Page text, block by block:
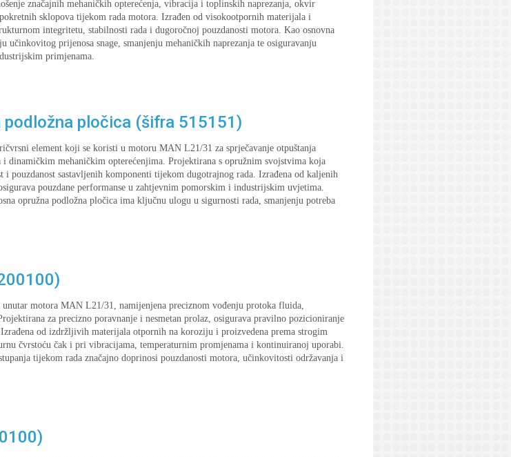
značajnih mehaničkih opterećenja, vibracija i toplinskih naprezanja, okvir
sklopova tijekom rada motora. Izrađen od visokootpornih materijala i
integritetu, stabilnosti rada i dugoročnoj pouzdanosti motora. Kao osnovna
prijenosa snage, smanjenju mehaničkih naprezanja te osiguravanju
primjenama.
pločica (šifra 515151)
element koji se koristi u motoru MAN L21/31 za sprječavanje otpuštanja
mehaničkim opterećenjima. Projektirana s opružnim svojstvima koja
i pouzdanost sastavljenih komponenti tijekom dugotrajnog rada. Izrađena od kaljenih
pouzdane performanse u zahtjevnim pomorskim i industrijskim uvjetima.
opružna podložna pločica ima ključnu ulogu u sigurnosti rada, smanjenju potreba
motora MAN L21/31, namijenjena preciznom vođenju protoka fluida,
za precizno poravnanje i nesmetan prolaz, osigurava pravilno pozicioniranje
od izdržljivih materijala otpornih na koroziju i proizvedena prema strogim
čvrstoću čak i pri vibracijama, temperaturnim promjenama i kontinuiranoj uporabi.
tijekom rada značajno doprinosi pouzdanosti motora, učinkovitosti održavanja i